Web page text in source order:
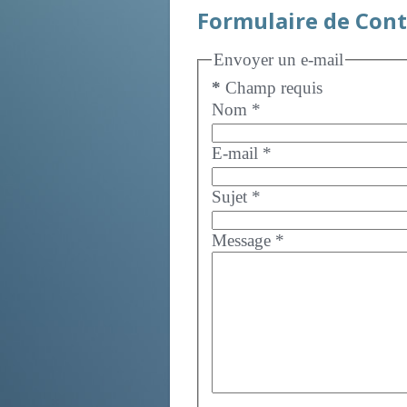
Formulaire de
Envoyer un e-mail
* Champ requis
Nom *
E-mail *
Sujet *
Message *